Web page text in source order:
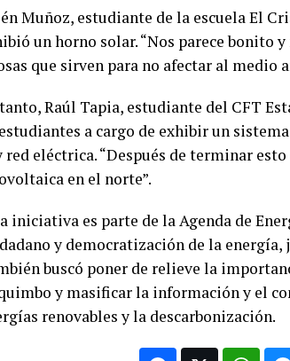
Muñoz, estudiante de la escuela El
un horno solar. “Nos parece bonito
que sirven para no afectar al medio
Raúl Tapia, estudiante del CFT
a cargo de exhibir un
red eléctrica. “Después de terminar
en el norte”.
iniciativa es parte de la Agenda de
y democratización de la
buscó poner de relieve la
y masificar la información y el
renovables y la descarbonización.